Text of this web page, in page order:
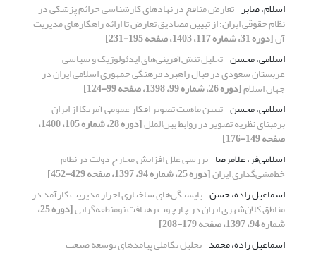
اسلام، صابر تعارض منافع در نهادهای کارشناسی جرائم پزشکی در
نظام حقوقی ایران؛ از تبیین مصادیق تعارض تا ارائه راهکارهای مدیریت
آن[دوره 31، شماره 117، 1403، صفحه 195-231]
اسلامی، محسن تحلیل تنش‌آفرینی‌های ایدئولوژیک و سیاسی
عربستان سعودی در قبال راهبرد فرهنگی جمهوری اسلامی ایران در
جهان اسلام[دوره 26، شماره 99، 1398، صفحه 99-124]
اسلامی، محسن تبیین ماهیت تصویر افکار عمومی آمریکا از ایران
بر‌مبنای نظریه تصویر در روابط‌ بین‌الملل [دوره 28، شماره 105، 1400،
صفحه 149-176]
اسلامی‌فر، غلامرضا بررسی علل افزایش مخارج دولت در نظام
خط‌مشی‌گذاری ایران[دوره 25، شماره 94، 1397، صفحه 429-452]
اسماعیل زاده، حسن بایستگی‌های ساختاری احراز مدیریت کارآمد در
مناطق کلان‌شهری ایران در چارچوب رهیافت نومنطقه‌گرایی [دوره 25،
شماره 94، 1397، صفحه 179-208]
اسماعیل زاده، محمد تحلیل تکاملی پیامدهای توسعه صنعت